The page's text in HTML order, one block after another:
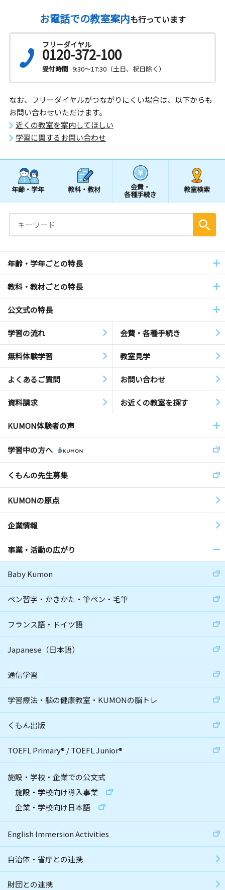
お電話での教室案内も行っています
フリーダイヤル
0120-372-100
受付時間 9:30～17:30（土日、祝日除く）
なお、フリーダイヤルがつながりにくい場合は、以下からも
お問い合わせいただけます。
近くの教室を案内してほしい
学習に関するお問い合わせ
年齢・学年 教科・教材 会費・
各種手続き
教室検索
年齢・学年ごとの特長
教科・教材ごとの特長
公文式の特長
学習の流れ 会費・各種手続き
無料体験学習 教室見学
よくあるご質問 お問い合わせ
資料請求 お近くの教室を探す
KUMON体験者の声
学習中の方へ
くもんの先生募集
KUMONの原点
企業情報
事業・活動の広がり
Baby Kumon
ペン習字・かきかた・筆ペン・毛筆
フランス語・ドイツ語
Japanese（日本語）
通信学習
学習療法・脳の健康教室・KUMONの脳トレ
くもん出版
TOEFL Primary® /TOEFL Junior®
施設・学校・企業での公文式
施設・学校向け導入事業
企業・学校向け日本語
English Immersion Activities
自治体・省庁との連携
財団との連携